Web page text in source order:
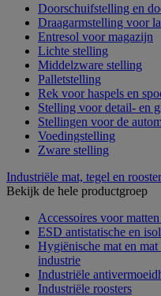
Doorschuifstelling en
Draagarmstelling voor
Entresol voor magazijn
Lichte stelling
Middelzware stelling
Palletstelling
Rek voor haspels en
Stelling voor detail- en
Stellingen voor de
Voedingstelling
Zware stelling
Industriële mat, tegel en rooster
Bekijk de hele productgroep
Accessoires voor
ESD antistatische en
Hygiënische mat en
industrie
Industriële
Industriële roosters